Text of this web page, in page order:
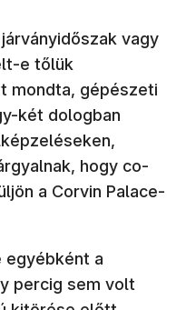
vagy
e tőlük
mondta, gépészeti
két dologban
hogy co-
a Corvin Palace-
egyébként a
percig sem volt